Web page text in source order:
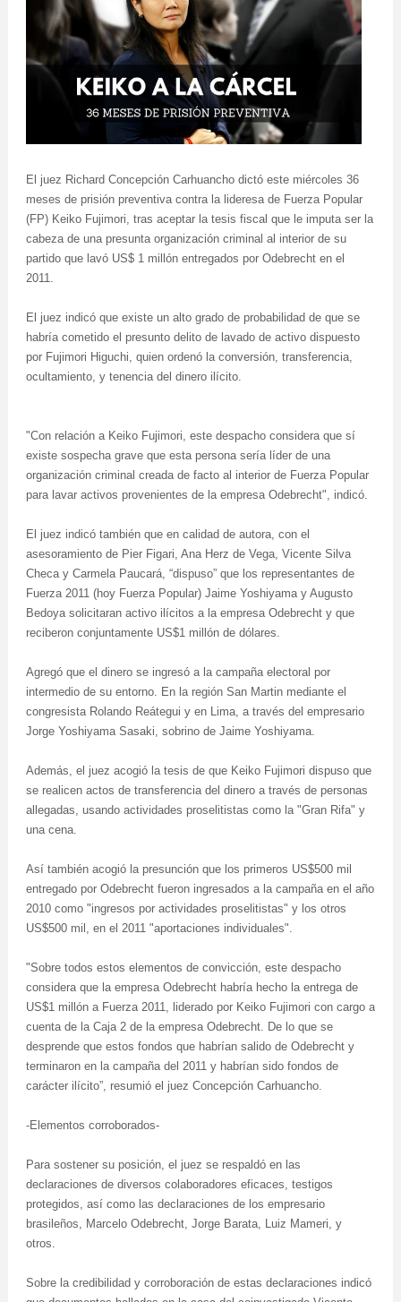
El juez Richard Concepción Carhuancho dictó este miércoles 36
meses de prisión preventiva contra la lideresa de Fuerza Popular
(FP) Keiko Fujimori, tras aceptar la tesis fiscal que le imputa ser la
cabeza de una presunta organización criminal al interior de su
partido que lavó US$ 1 millón entregados por Odebrecht en el
2011.
El juez indicó que existe un alto grado de probabilidad de que se
habría cometido el presunto delito de lavado de activo dispuesto
por Fujimori Higuchi, quien ordenó la conversión, transferencia,
ocultamiento, y tenencia del dinero ilícito.
"Con relación a Keiko Fujimori, este despacho considera que sí
existe sospecha grave que esta persona sería líder de una
organización criminal creada de facto al interior de Fuerza Popular
para lavar activos provenientes de la empresa Odebrecht", indicó.
El juez indicó también que en calidad de autora, con el
asesoramiento de Pier Figari, Ana Herz de Vega, Vicente Silva
Checa y Carmela Paucará, “dispuso” que los representantes de
Fuerza 2011 (hoy Fuerza Popular) Jaime Yoshiyama y Augusto
Bedoya solicitaran activo ilícitos a la empresa Odebrecht y que
reciberon conjuntamente US$1 millón de dólares.
Agregó que el dinero se ingresó a la campaña electoral por
intermedio de su entorno. En la región San Martin mediante el
congresista Rolando Reátegui y en Lima, a través del empresario
Jorge Yoshiyama Sasaki, sobrino de Jaime Yoshiyama.
Además, el juez acogió la tesis de que Keiko Fujimori dispuso que
se realicen actos de transferencia del dinero a través de personas
allegadas, usando actividades proselitistas como la "Gran Rifa" y
una cena.
Así también acogió la presunción que los primeros US$500 mil
entregado por Odebrecht fueron ingresados a la campaña en el año
2010 como "ingresos por actividades proselitistas" y los otros
US$500 mil, en el 2011 "aportaciones individuales".
"Sobre todos estos elementos de convicción, este despacho
considera que la empresa Odebrecht habría hecho la entrega de
US$1 millón a Fuerza 2011, liderado por Keiko Fujimori con cargo a
cuenta de la Caja 2 de la empresa Odebrecht. De lo que se
desprende que estos fondos que habrían salido de Odebrecht y
terminaron en la campaña del 2011 y habrían sido fondos de
carácter ilícito”, resumió el juez Concepción Carhuancho.
-Elementos corroborados-
Para sostener su posición, el juez se respaldó en las
declaraciones de diversos colaboradores eficaces, testigos
protegidos, así como las declaraciones de los empresario
brasileños, Marcelo Odebrecht, Jorge Barata, Luiz Mameri, y
otros.
Sobre la credibilidad y corroboración de estas declaraciones indicó